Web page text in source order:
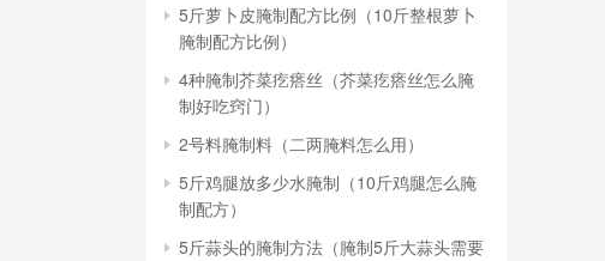
5斤萝卜皮腌制配方比例（10斤整根萝卜
腌制配方比例）
4种腌制芥菜疙瘩丝（芥菜疙瘩丝怎么腌
制好吃窍门）
2号料腌制料（二两腌料怎么用）
5斤鸡腿放多少水腌制（10斤鸡腿怎么腌
制配方）
5斤蒜头的腌制方法（腌制5斤大蒜头需要